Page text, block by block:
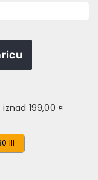
199,00 ¤
III